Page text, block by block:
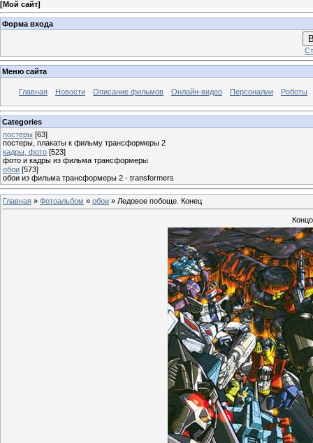
[Мой сайт]
Форма входа
Меню сайта
Главная Новости Описание фильмов Онлайн-видео Персоналии Роботы
Categories
постеры [63]
постеры, плакаты к фильму трансформеры 2
кадры, фото [523]
фото и кадры из фильма трансформеры
обои [573]
обои из фильма трансформеры 2 - transformers
Главная » Фотоальбом » обои » Ледовое побоще. Конец